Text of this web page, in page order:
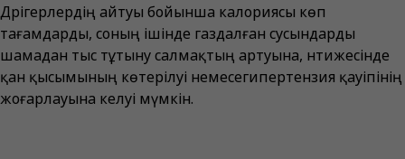
Дәрігерлердің айтуы бойынша калориясы көп
тағамдарды, соның ішінде газдалған сусындарды
шамадан тыс тұтыну салмақтың артуына, нәтижесінде
қан қысымының көтерілуі немесегипертензия қауіпінің
жоғарлауына әкелуі мүмкін.